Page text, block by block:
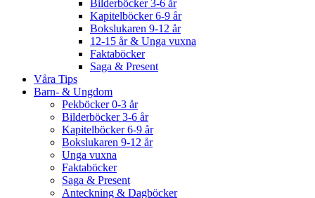
Bilderböcker 3-6 år
Kapitelböcker 6-9 år
Bokslukaren 9-12 år
12-15 år & Unga vuxna
Faktaböcker
Saga & Present
Våra Tips
Barn- & Ungdom
Pekböcker 0-3 år
Bilderböcker 3-6 år
Kapitelböcker 6-9 år
Bokslukaren 9-12 år
Unga vuxna
Faktaböcker
Saga & Present
Anteckning & Dagböcker